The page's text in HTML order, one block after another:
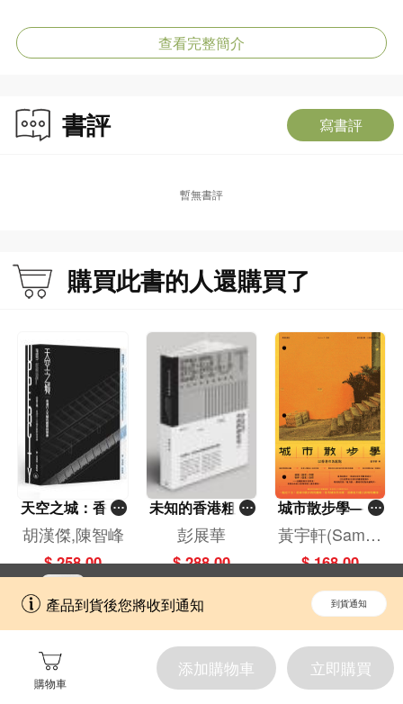
產品到貨後您將收到通知 到貨通知
購物車
添加購物車 立即購買
數位時代中的生活美學和大眾美學都是你我的日常，學習成為美學的實踐者，拿
回思考與美感的主控權。
的深度與廣度上，都能快速升級，不卡關。
查看完整簡介
書評 寫書評
暫無書評
購買此書的人還購買了
天空之城：香港
行人天橋的觀察
與想像
胡漢傑,陳智峰
$ 258.00
未知的香港粗獷
建築
彭展華
$ 288.00
城市散步學——
以香港作為起點
黃宇軒(Samps
on Wong)
$ 168.00
擁抱更全面的購物和文化體驗。
開啟